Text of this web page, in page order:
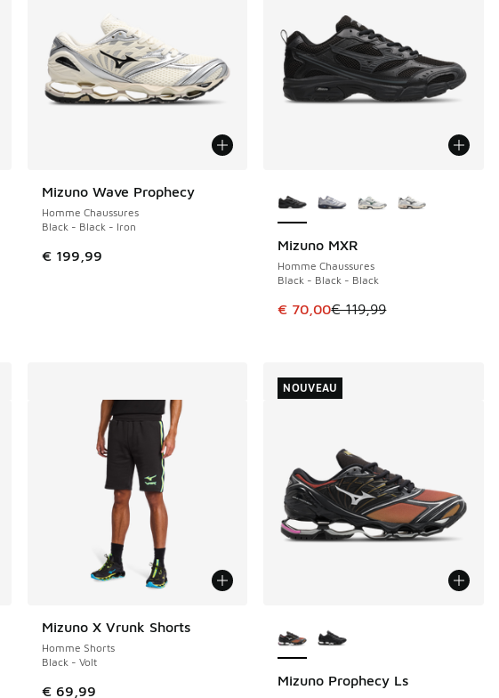
Mizuno Wave Prophecy
Homme Chaussures
Black - Black - Iron
€ 199,99
Mizuno MXR
Homme Chaussures
Black - Black - Black
Cet article est en promotion.
€ 70,00€ 119,99
ÉCONOMISE 49 €
Mizuno X Vrunk Shorts
Homme Shorts
Black - Volt
€ 69,99
Mizuno Prophecy Ls
NOUVEAU
NOUVEAU